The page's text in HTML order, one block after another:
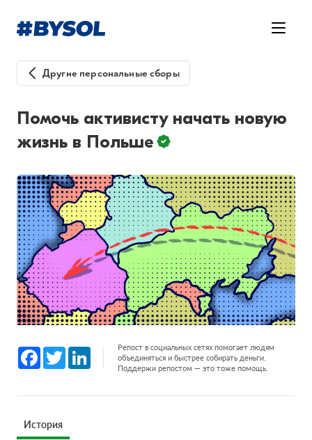
Другие персональные сборы
Помочь активисту начать новую
жизнь в Польше
Facebook
Twitter LinkedInРепост в социальных сетях помогает людям
объединяться и быстрее собирать деньги.
Поддержи репостом — это тоже помощь.
История